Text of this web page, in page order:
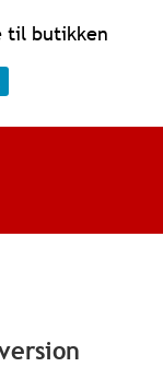
til butikken